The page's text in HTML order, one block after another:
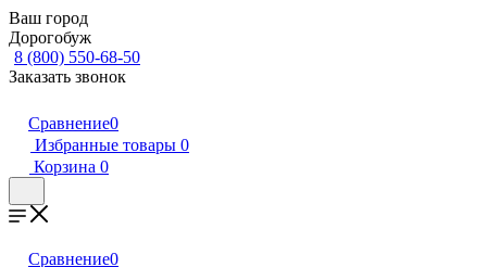
Ваш город
Дорогобуж
8 (800) 550-68-50
Заказать звонок
Сравнение0
Избранные товары 0
Корзина 0
Сравнение0